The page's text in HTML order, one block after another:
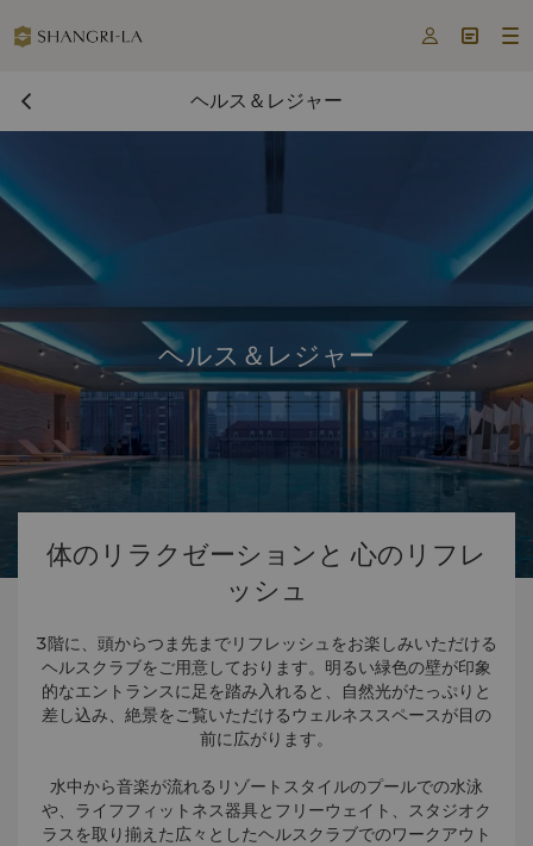
  
ヘルス＆レジャー
ヘルス＆レジャー
体のリラクゼーションと 心のリフレ
ッシュ
3階に、頭からつま先までリフレッシュをお楽しみいただける
ヘルスクラブをご用意しております。明るい緑色の壁が印象
的なエントランスに足を踏み入れると、自然光がたっぷりと
差し込み、絶景をご覧いただけるウェルネススペースが目の
前に広がります。
水中から音楽が流れるリゾートスタイルのプールでの水泳
や、ライフフィットネス器具とフリーウェイト、スタジオク
ラスを取り揃えた広々としたヘルスクラブでのワークアウト